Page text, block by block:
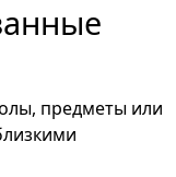
предметы или